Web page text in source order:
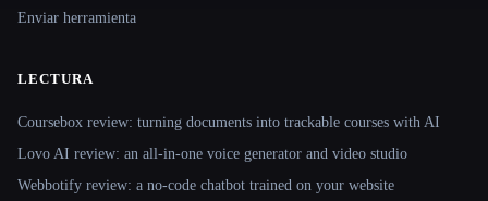
Enviar herramienta
LECTURA
Coursebox review: turning documents into trackable courses with AI
Lovo AI review: an all-in-one voice generator and video studio
Webbotify review: a no-code chatbot trained on your website